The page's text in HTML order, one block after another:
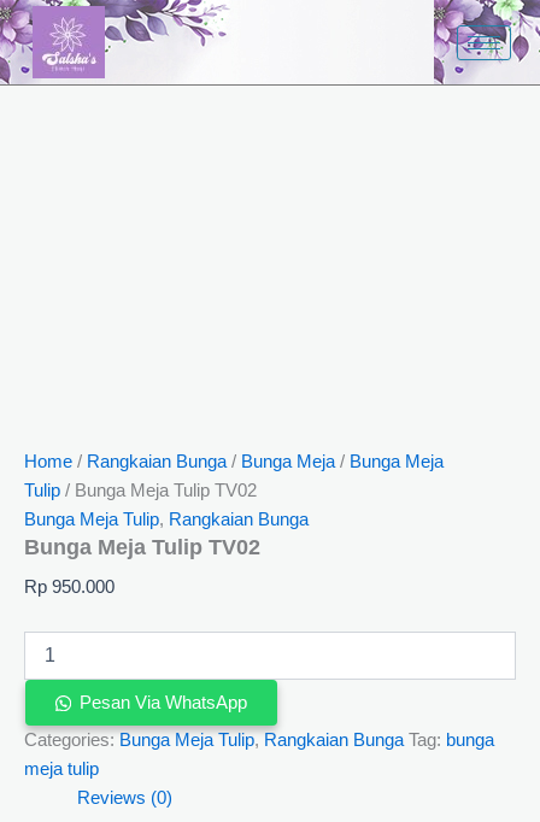
Skip
to
content
Home / Rangkaian Bunga / Bunga Meja / Bunga Meja
Tulip / Bunga Meja Tulip TV02
Bunga Meja Tulip, Rangkaian Bunga
Bunga Meja Tulip TV02
Rp 950.000
Bunga
Meja
Tulip
TV02
Pesan Via WhatsApp
Categories: Bunga Meja Tulip, Rangkaian Bunga Tag: bunga
meja tulip
Reviews (0)